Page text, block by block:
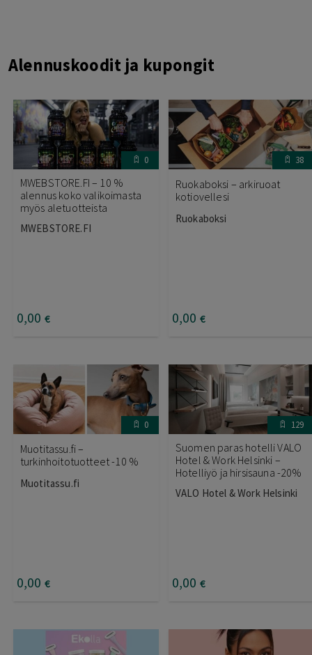
Alennuskoodit ja kupongit
0
MWEBSTORE.FI – 10 %
alennus koko valikoimasta
myös aletuotteista
MWEBSTORE.FI
0,00 €
38
Ruokaboksi – arkiruoat
kotiovellesi
Ruokaboksi
0,00 €
0
Muotitassu.fi –
turkinhoitotuotteet -10 %
Muotitassu.fi
0,00 €
129
Suomen paras hotelli VALO
Hotel & Work Helsinki –
Hotelliyö ja hirsisauna -20%
VALO Hotel & Work Helsinki
0,00 €